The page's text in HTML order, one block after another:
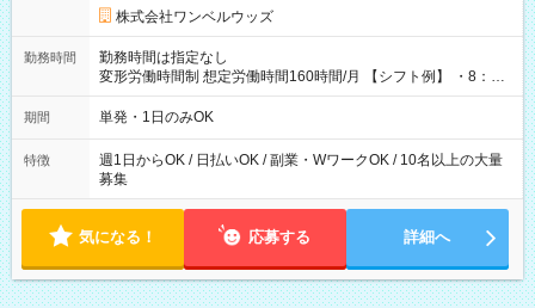
株式会社ワンベルウッズ
勤務時間
勤務時間は指定なし
変形労働時間制 想定労働時間160時間/月 【シフト例】 ・8：00
～21：00
期間 単発・1日のみOK
特徴
週1日からOK / 日払いOK / 副業・WワークOK / 10名以上の大量
募集
気になる！ 応募する 詳細へ